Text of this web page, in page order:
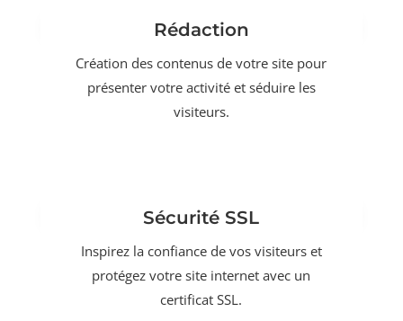
Rédaction
Création des contenus de votre site pour
présenter votre activité et séduire les
visiteurs.
Sécurité SSL
Inspirez la confiance de vos visiteurs et
protégez votre site internet avec un
certificat SSL.